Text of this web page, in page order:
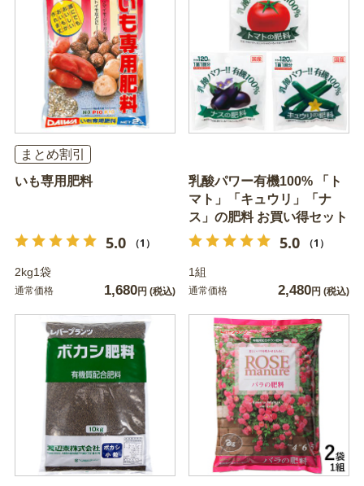
まとめ割引
いも専用肥料
5.0 （1）
2kg1袋
通常価格 1,680円 (税込)
乳酸パワー有機100% 「ト
マト」「キュウリ」「ナ
ス」の肥料 お買い得セット
5.0 （1）
1組
通常価格 2,480円 (税込)